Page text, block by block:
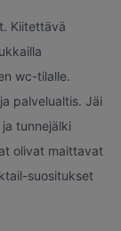
Kiitettävä
wc-tilalle.
palvelualtis. Jäi
tunnejälki
olivat maittavat
suositukset